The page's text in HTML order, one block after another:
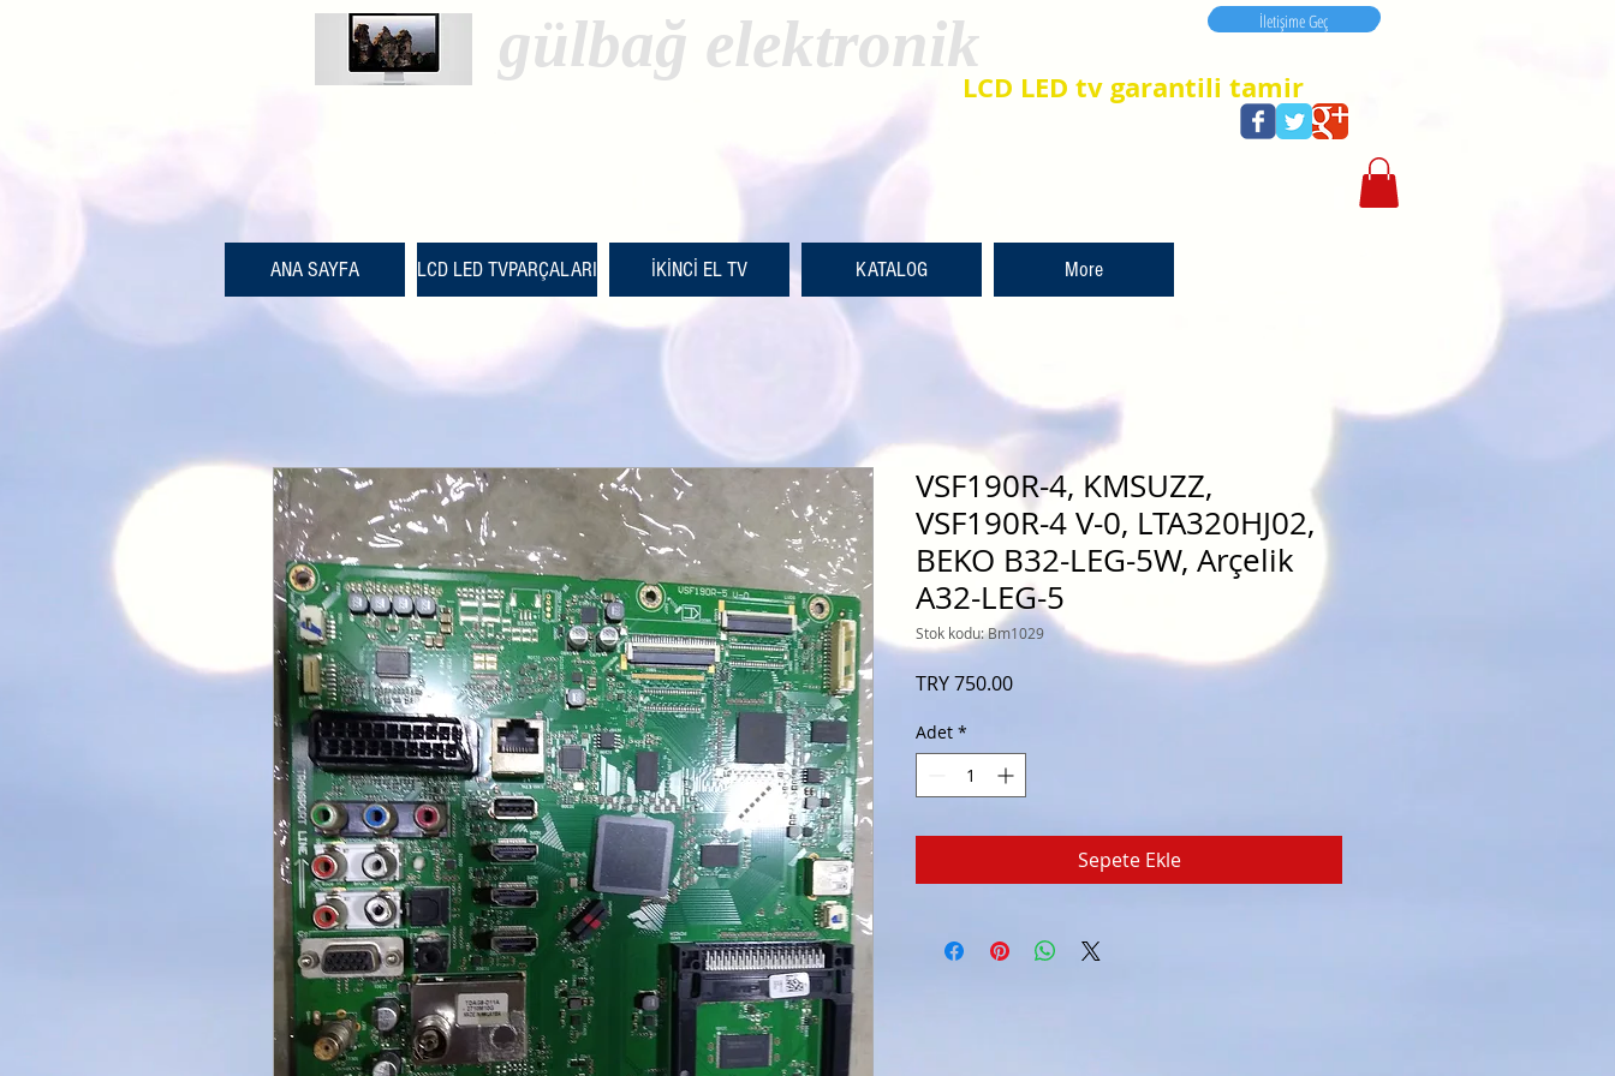
LCD LED tv garantili tamir
gülbağ elektronik İletişime Geç
İletişime Geç
ANA SAYFA LCD LED TVPARÇALARI İKİNCİ EL TV KATALOG More
VSF190R-4, KMSUZZ,
VSF190R-4 V-0, LTA320HJ02,
BEKO B32-LEG-5W, Arçelik
A32-LEG-5
Stok kodu: Bm1029
TRY 750.00Fiyat
Adet *
Sepete Ekle